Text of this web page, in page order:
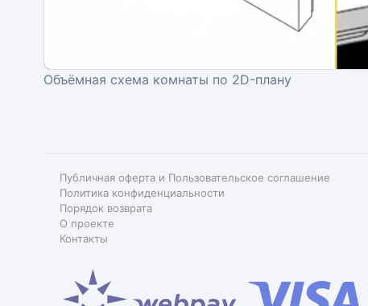
Объёмная схема комнаты по 2D-плану
Публичная оферта и Пользовательское соглашение
Политика конфиденциальности
Порядок возврата
О проекте
Контакты